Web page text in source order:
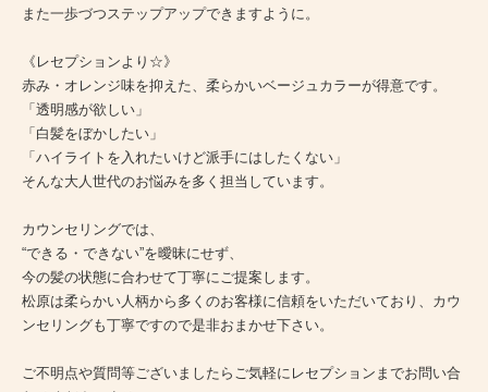
また一歩づつステップアップできますように。
《レセプションより☆》
赤み・オレンジ味を抑えた、柔らかいベージュカラーが得意です。
「透明感が欲しい」
「白髪をぼかしたい」
「ハイライトを入れたいけど派手にはしたくない」
そんな大人世代のお悩みを多く担当しています。
カウンセリングでは、
“できる・できない”を曖昧にせず、
今の髪の状態に合わせて丁寧にご提案します。
松原は柔らかい人柄から多くのお客様に信頼をいただいており、カウ
ンセリングも丁寧ですので是非おまかせ下さい。
ご不明点や質問等ございましたらご気軽にレセプションまでお問い合